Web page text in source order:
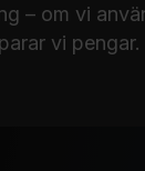
– om vi
vi pengar.